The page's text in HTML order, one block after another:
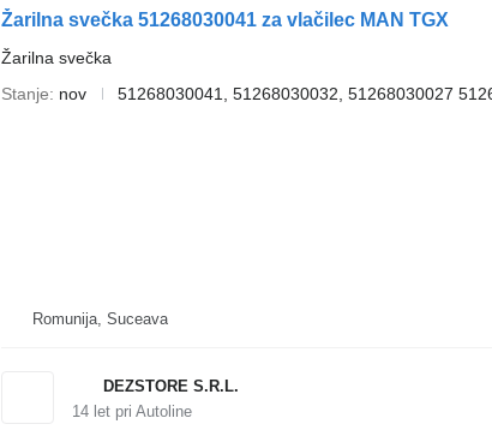
Žarilna svečka 51268030041 za vlačilec MAN TGX
Žarilna svečka
Stanje
nov 51268030041, 51268030032, 51268030027
Romunija, Suceava
DEZSTORE S.R.L.
14let pri Autoline